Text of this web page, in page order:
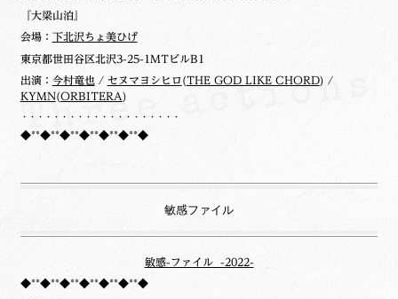
『大梁山泊』
会場： 下北沢ちょ美ひげ
東京都世田谷区北沢3-25-1MTビルB1
出演： 今村竜也 / セヌマヨシヒロ (THE GOD LIKE CHORD) /
KYMN(ORBITERA)
・・・・・・・・・・・・・・・・・・・・
◆**◆**◆**◆**◆**◆**◆
敏感ファイル
敏感-ファイル -2022-
◆**◆**◆**◆**◆**◆**◆